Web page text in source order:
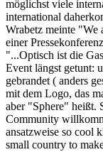
möglichst viele
international
Wrabetz meinte "We
einer
"...Optisch ist die
Event längst getunt:
gebrandet ( anders
mit dem Logo, das
aber "Sphere" heißt.
Community
ansatzweise so cool
small country to